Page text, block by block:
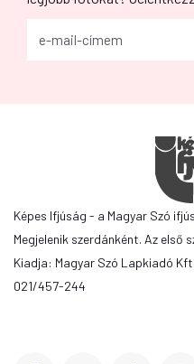
Képes Ifjúság - a Magyar Szó
Megjelenik szerdánként. Az első
Kiadja: Magyar Szó Lapkiadó
021/457-244